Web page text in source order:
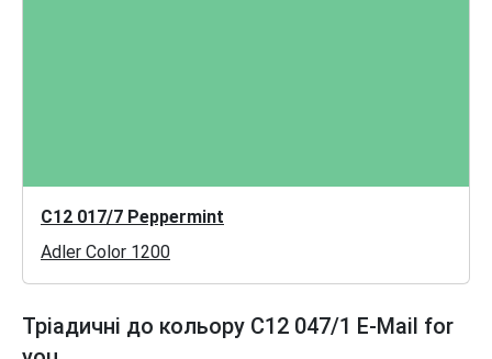
C12 017/7 Peppermint
Adler Color 1200
Тріадичні до кольору C12 047/1 E-Mail for